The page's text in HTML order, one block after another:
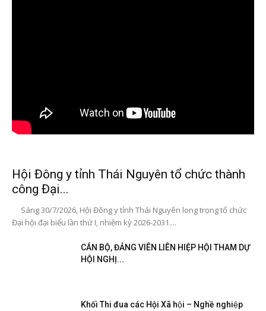
Hội Đông y tỉnh Thái Nguyên tổ chức thành
công Đại...
Sáng 30/7/2026, Hội Đông y tỉnh Thái Nguyên long trọng tổ chức
Đại hội đại biểu lần thứ I, nhiệm kỳ 2026-2031....
CÁN BỘ, ĐẢNG VIÊN LIÊN HIỆP HỘI THAM DỰ
HỘI NGHỊ...
Khối Thi đua các Hội Xã hội – Nghề nghiệp